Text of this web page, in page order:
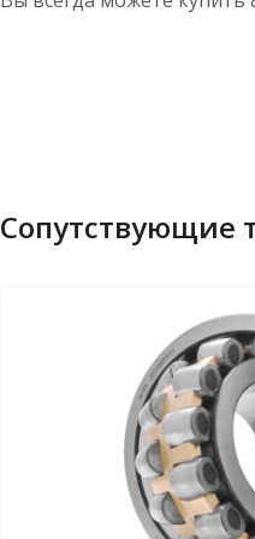
Сопутствующие